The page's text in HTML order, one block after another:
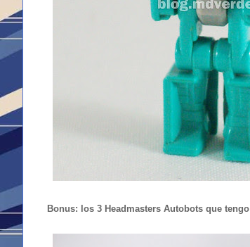
Bonus: los 3 Headmasters Autobots que tengo